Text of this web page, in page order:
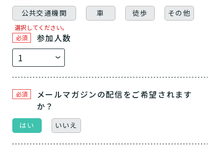
公共交通機関 車 徒歩 その他
選択してください。
必須
参加人数
必須
メールマガジンの配信をご希望されます
か？
はい いいえ